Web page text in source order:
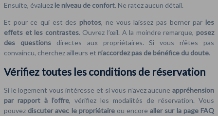
Ensuite, évaluez le niveau de confort. Ne ratez aucun détail.
Et pour ce qui est des photos, ne vous laissez pas berner par les
effets et les contrastes. Ouvrez l’œil. A la moindre remarque, posez
des questions directes aux propriétaires. Si vous n’êtes pas
convaincu, cherchez ailleurs et n’accordez pas de bénéfice du doute.
Vérifiez toutes les conditions de réservation
Si le logement vous intéresse et si vous n’avez aucune appréhension
par rapport à l’offre, vérifiez les modalités de réservation. Vous
pouvez discuter avec le propriétaireou encorealler sur la page FAQ